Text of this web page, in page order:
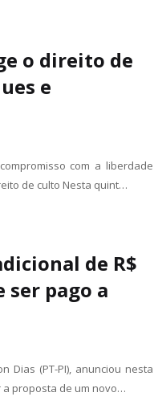
o direito de
e
com a liberdade
de culto Nesta quint…
de R$
ser pago a
Dias (PT-PI), anunciou nesta
proposta de um novo…